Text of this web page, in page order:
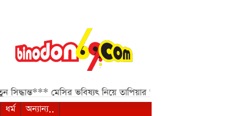
মেসির ভবিষ্যৎ নিয়ে তাপিয়ার স্পষ্ট বার্তা***
ধর্ম অন্যান্য..